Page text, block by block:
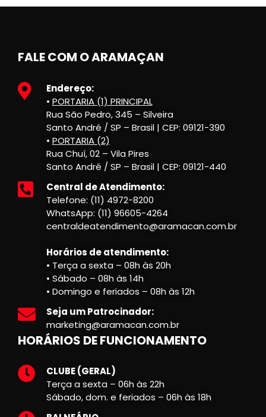
FALE COM O ARAMAÇAN
Endereço:
• PORTARIA (1) PRINCIPAL
Rua São Pedro, 345 – Silveira
Santo André / SP – Brasil | CEP: 09121-390
• PORTARIA (2)
Rua Chuí, 02 – Vila Pires
Santo André / SP – Brasil | CEP: 09121-440
Central de Atendimento:
Telefone: (11) 4972-8200
WhatsApp: (11) 96605-4264
centraldeatendimento@aramacan.com.br
Horários de atendimento:
• Terça a sexta – 08h às 20h
• Sábado – 08h às 14h
• Domingo e feriados – 08h às 12h
Seja um Patrocinador:
marketing@aramacan.com.br
HORÁRIOS DE FUNCIONAMENTO
CLUBE (GERAL)
Terça a sexta – 06h às 22h
Sábado, dom. e feriados – 06h às 18h